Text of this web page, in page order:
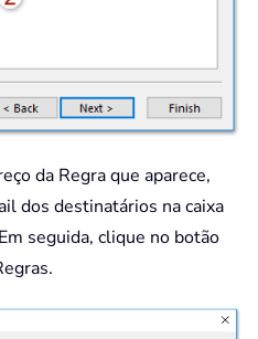
da Regra que aparece,
dos destinatários na caixa
seguida, clique no botão